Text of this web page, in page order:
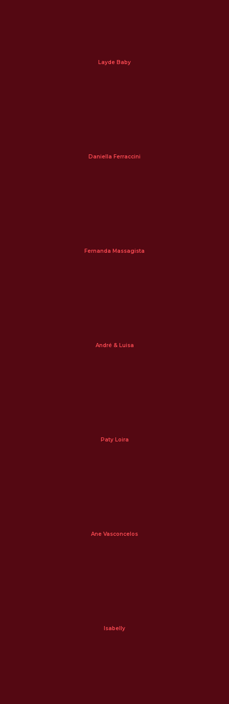
Layde Baby
Daniella Ferraccini
Fernanda Massagista
André & Luisa
Paty Loira
Ane Vasconcelos
Isabelly